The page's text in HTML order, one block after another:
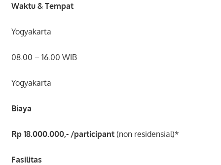
Waktu & Tempat
Yogyakarta
08.00 – 16.00 WIB
Yogyakarta
Biaya
Rp 18.000.000,-/participant (non residensial)*
Fasilitas